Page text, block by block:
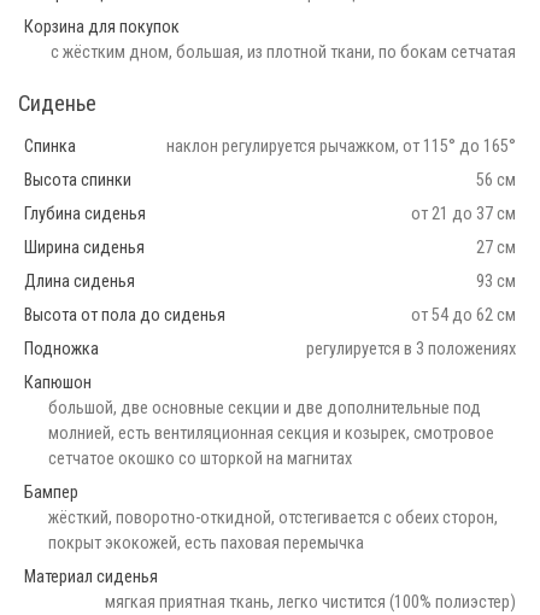
Корзина для покупок
с жёстким дном, большая, из плотной ткани, по бокам сетчатая
Сиденье
Спинка
наклон регулируется рычажком, от 115° до 165°
Высота спинки
56 см
Глубина сиденья
от 21 до 37 см
Ширина сиденья
27 см
Длина сиденья
93 см
Высота от пола до сиденья
от 54 до 62 см
Подножка
регулируется в 3 положениях
Капюшон
большой, две основные секции и две дополнительные под
молнией, есть вентиляционная секция и козырек, смотровое
сетчатое окошко со шторкой на магнитах
Бампер
жёсткий, поворотно-откидной, отстегивается с обеих сторон,
покрыт экокожей, есть паховая перемычка
Материал сиденья
мягкая приятная ткань, легко чистится (100% полиэстер)